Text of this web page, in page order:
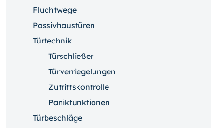
Fluchtwege
Passivhaustüren
Türtechnik
Türschließer
Türverriegelungen
Zutrittskontrolle
Panikfunktionen
Türbeschläge